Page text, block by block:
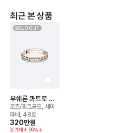
최근 본 상품
SOLD OUT
부쉐론 콰트로 레
디언트 에디션 웨
딩 밴드 링
로즈/핑크골드, 세미
파베, 48호
320만원
정가대비 66%